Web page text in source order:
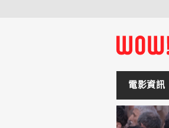
電影資訊